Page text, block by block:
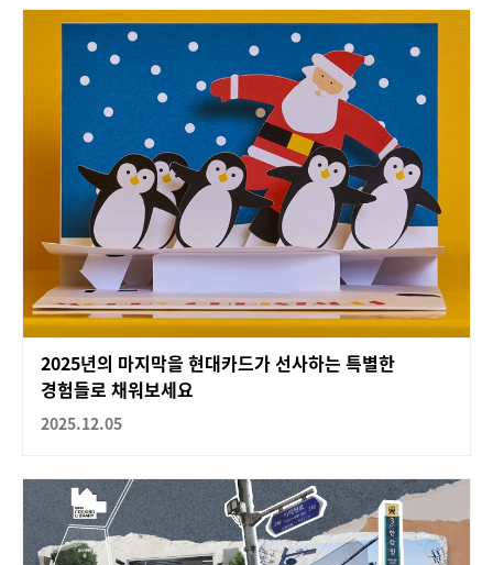
2025년의 마지막을 현대카드가 선사하는 특별한
경험들로 채워보세요
2025.12.05